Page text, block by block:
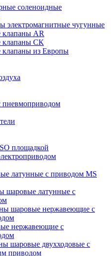
соленоидные
электромагнитные чугунные
клапаны AR
клапаны СК
клапаны из Европы
пневмоприводом
площадкой
латунные с приводом MS
шаровые латунные с
шаровые нержавеющие с
нержавеющие с
шаровые двухходовые с
приводом